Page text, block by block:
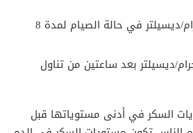
أقل من 100 ملليجرام/ديسيلتر في حالة الصيام لمدة 8
140 ملليجرام/ديسيلتر بعد ساعتين من تناول
السكر في أدنى مستوياتها قبل